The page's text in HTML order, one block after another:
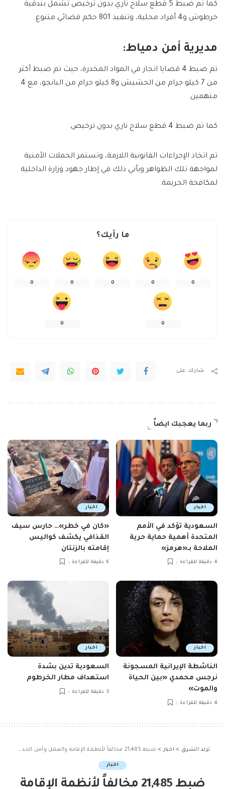
كما تم ضبط 5 قطع سلاح ناري بدون ترخيص تشمل بندقية
خرطوش و4 أفراد محلية، وتنفيذ 801 حكم قضائي متنوع.
مديرية أمن دمياط:
تم ضبط 4 قضايا اتجار في المواد المخدرة، حيث تم ضبط أكثر
من 7 كيلو جرام من الحشيش و8 كيلو جرام من البانجو، مع 4
متهمين.
كما تم ضبط 4 قطع سلاح ناري بدون ترخيص.
تم اتخاذ الإجراءات القانونية اللازمة، وتستمر الحملات الأمنية
لمواجهة تلك الظواهر ويأتي ذلك في إطار جهود وزارة الداخلية
لمكافحة الجريمة.
ما رأيك؟
0
0
0
0
0
0
0
شارك على
ربما يعجبك ايضاً
اخبار
السعودية تؤكد في الأمم
المتحدة أهمية حماية حرية
الملاحة بـ«هرمز»
4 دقيقة للقراءة
اخبار
«كان في خطر»… حارس سيف
القذافي يكشف كواليس
إقامته بالزنتان
6 دقيقة للقراءة
اخبار
الناشطة الإيرانية المسجونة
نرجس محمدي «بين الحياة
والموت»
4 دقيقة للقراءة
اخبار
السعودية تدين بشدة
استهداف مطار الخرطوم
3 دقيقة للقراءة
ترند الشرق > اخبار > ضبط 21,485 مخالفاً لأنظمة الإقامة والعمل وأمن الحدود خلال أسبوع
اخبار
ضبط 21,485 مخالفاً لأنظمة الإقامة